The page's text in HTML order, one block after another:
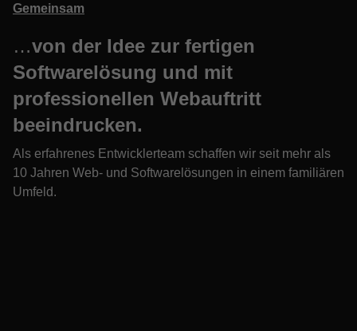
Gemeinsam
…von der Idee zur fertigen
Softwarelösung und mit
professionellen Webauftritt
beeindrucken.
Als erfahrenes Entwicklerteam schaffen wir seit mehr als
10 Jahren Web- und Softwarelösungen in einem familiären
Umfeld.